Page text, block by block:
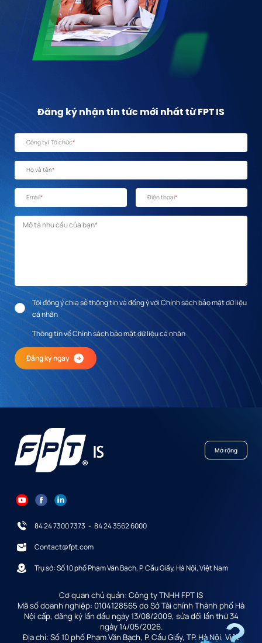
Đăng ký nhận tin tức mới nhất từ FPT IS
Công ty/ Tổ chức*
Họ và tên*
Email* Điện thoại*
Mô tả nhu cầu *
Tôi đồng ý chia sẻ thông tin và đồng ý với Chính sách bảo mật dữ liệu
cá nhân
Thông tin về Chính sách bảo mật dữ liệu cá nhân
Đăng ký ngay
Mở rộng
84 24 7300 7373 - 84 24 3562 6000
Contact@fpt.com
Trụ sở: Số 10 phố Phạm Văn Bạch, P. Cầu Giấy, Hà Nội, Việt Nam
Cơ quan chủ quản: Công ty TNHH FPT IS
Mã số doanh nghiệp: 0104128565 do Sở Tài chính Thành phố Hà
Nội cấp, đăng ký lần đầu ngày 13/08/2009, sửa đổi lần thứ 34
ngày 14/05/2026.
Địa chỉ: Số 10 phố Phạm Văn Bạch, P. Cầu Giấy, TP. Hà Nội, Việt